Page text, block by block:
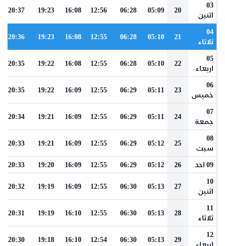
03
اثنين
20
05:09
06:28
12:56
16:08
19:23
20:37
04
ثلاثاء
21
05:10
06:28
12:55
16:08
19:23
20:36
05
اربعاء
22
05:10
06:28
12:55
16:08
19:22
20:35
06
خميس
23
05:11
06:29
12:55
16:09
19:22
20:35
07
جمعة
24
05:11
06:29
12:55
16:09
19:21
20:34
08
سبت
25
05:12
06:29
12:55
16:09
19:21
20:33
09 احد 26
05:12
06:29
12:55
16:09
19:20
20:33
10
اثنين
27
05:13
06:30
12:55
16:09
19:19
20:32
11
ثلاثاء
28
05:13
06:30
12:55
16:10
19:19
20:31
12
اربعاء
29
05:13
06:30
12:54
16:10
19:18
20:30